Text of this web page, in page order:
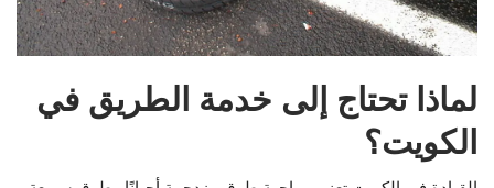
لماذا تحتاج إلى خدمة الطريق في
الكويت؟